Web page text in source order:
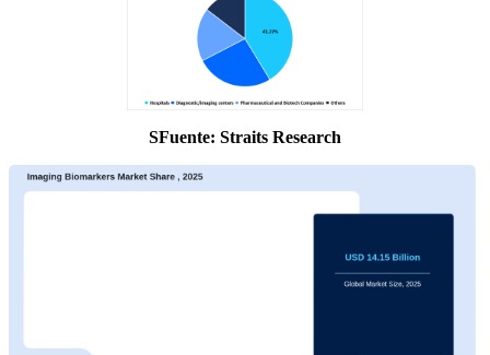
SFuente: Straits Research